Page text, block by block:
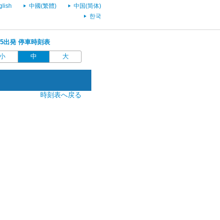
中國(繁體)
中国(简体)
한국
出発 停車時刻表
中 大
時刻表へ戻る